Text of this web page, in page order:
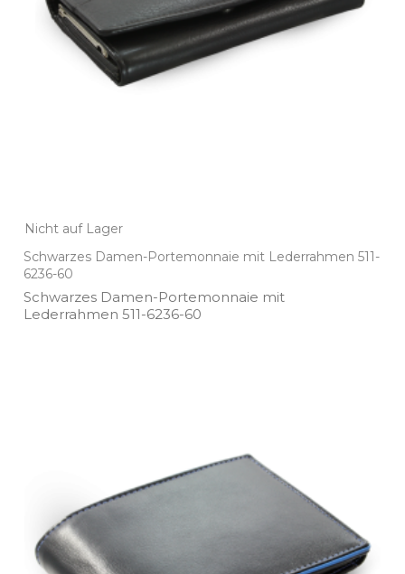
Nicht auf Lager
Schwarzes Damen-Portemonnaie mit Lederrahmen 511-
6236-60
Schwarzes Damen­-Portemonnaie mit
Lederrahmen 511­-6236­-60